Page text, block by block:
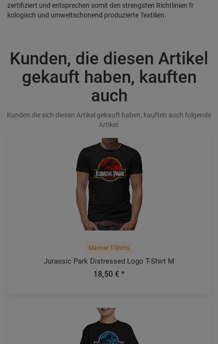
zertifiziert und entsprechen somit den strengsten Richtlinien fr
kologisch und umweltschonend produzierte Textilien.
Kunden, die diesen Artikel
gekauft haben, kauften
auch
Kunden die sich diesen Artikel gekauft haben, kauften auch folgende
Artikel.
Männer T-Shirts
Jurassic Park Distressed Logo T-Shirt M
18,50 € *